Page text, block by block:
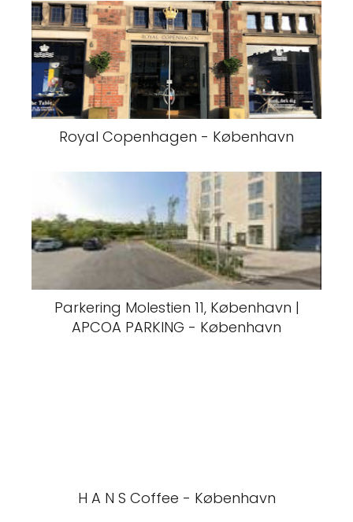
Royal Copenhagen - København
Parkering Molestien 11, København |
APCOA PARKING - København
H A N S Coffee - København